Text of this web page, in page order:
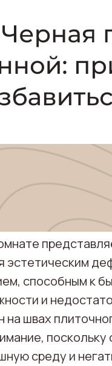
эстетическим
способным к
и
швах
поскольку
среду и